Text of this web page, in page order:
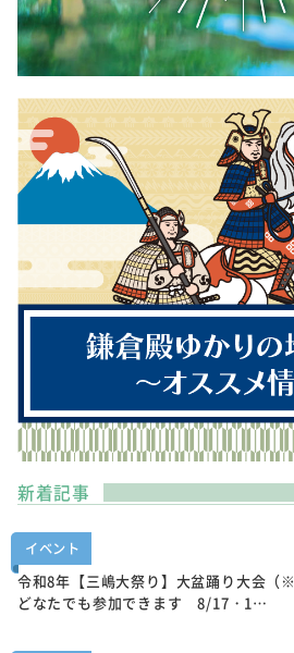
新着記事
イベント
令和8年【三嶋大祭り】大盆踊り大会（※
どなたでも参加できます 8/17・1…